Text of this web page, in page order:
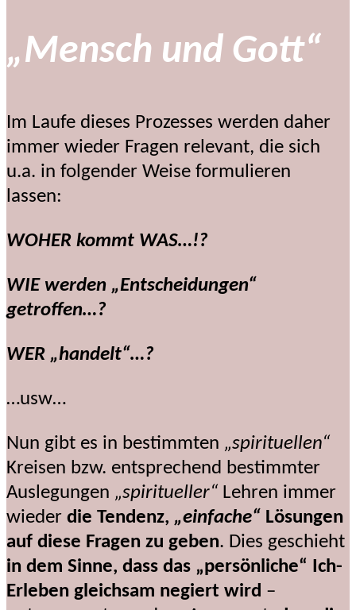
„Mensch und Gott“
Im Laufe dieses Prozesses werden daher
immer wieder Fragen relevant, die sich
u.a. in folgender Weise formulieren
lassen:
WOHER kommt WAS…!?
WIE werden „Entscheidungen“
getroffen…?
WER „handelt“…?
…usw…
Nun gibt es in bestimmten „spirituellen“
Kreisen bzw. entsprechend bestimmter
Auslegungen „spiritueller“ Lehren immer
wieder die Tendenz, „einfache“ Lösungen
auf diese Fragen zu geben. Dies geschieht
in dem Sinne, dass das „persönliche“ Ich-
Erleben gleichsam negiert wird –